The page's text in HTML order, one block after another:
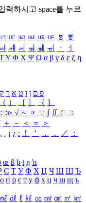
력하시고 space를 누르
ㅳ ㅴ ㅵ ㅶ ㅷ ㅸ
ㅹ
ㆈ ㆉ ㆊ ㆋ ㆌ ㆍ
ㆎ
Υ Φ Χ Ψ Ω α β γ δ ε ζ η
פ ם ן ו ט א ר ק
（ ） ［ ］ ｛ ｝
≫ √ ∽ ∝ ∵ ∫ ∬ ∈ ∋
＋ － ＜ ＝
＞
¸ ¡ ¿ ː ！ ＇ ， ． ／
：
œ ß þ ŧ ŋ ŉ
С Т У Ф Х Ц Ч Ш Щ Ъ
о п р с т у ф х ц ч ш щ ъ
㎖ ㎗ ℓ ㎘ ㏄ ㎣ ㎤ ㎥ ㎦